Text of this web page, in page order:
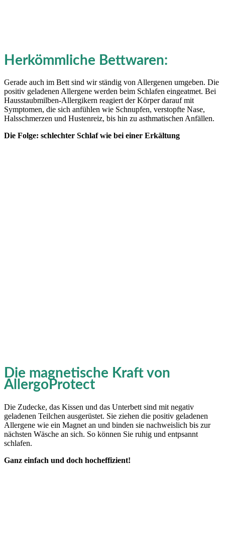
Herkömmliche Bettwaren:
Gerade auch im Bett sind wir ständig von Allergenen umgeben. Die
positiv geladenen Allergene werden beim Schlafen eingeatmet. Bei
Hausstaubmilben-Allergikern reagiert der Körper darauf mit
Symptomen, die sich anfühlen wie Schnupfen, verstopfte Nase,
Halsschmerzen und Hustenreiz, bis hin zu asthmatischen Anfällen.
Die Folge: schlechter Schlaf wie bei einer Erkältung
Die magnetische Kraft von
AllergoProtect
Die Zudecke, das Kissen und das Unterbett sind mit negativ
geladenen Teilchen ausgerüstet. Sie ziehen die positiv geladenen
Allergene wie ein Magnet an und binden sie nachweislich bis zur
nächsten Wäsche an sich. So können Sie ruhig und entpsannt
schlafen.
Ganz einfach und doch hocheffizient!